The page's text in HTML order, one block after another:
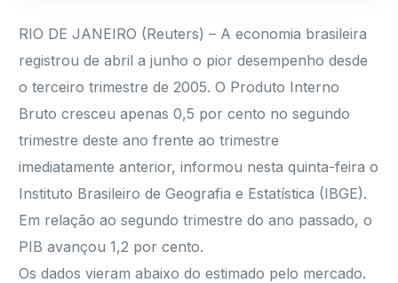
RIO DE JANEIRO (Reuters) – A economia brasileira
registrou de abril a junho o pior desempenho desde
o terceiro trimestre de 2005. O Produto Interno
Bruto cresceu apenas 0,5 por cento no segundo
trimestre deste ano frente ao trimestre
imediatamente anterior, informou nesta quinta-feira o
Instituto Brasileiro de Geografia e Estatística (IBGE).
Em relação ao segundo trimestre do ano passado, o
PIB avançou 1,2 por cento.
Os dados vieram abaixo do estimado pelo mercado.